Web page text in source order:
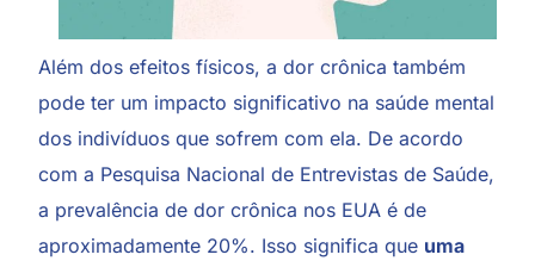
Além dos efeitos físicos, a dor crônica também
pode ter um impacto significativo na saúde mental
dos indivíduos que sofrem com ela. De acordo
com a Pesquisa Nacional de Entrevistas de Saúde,
a prevalência de dor crônica nos EUA é de
aproximadamente 20%. Isso significa que uma